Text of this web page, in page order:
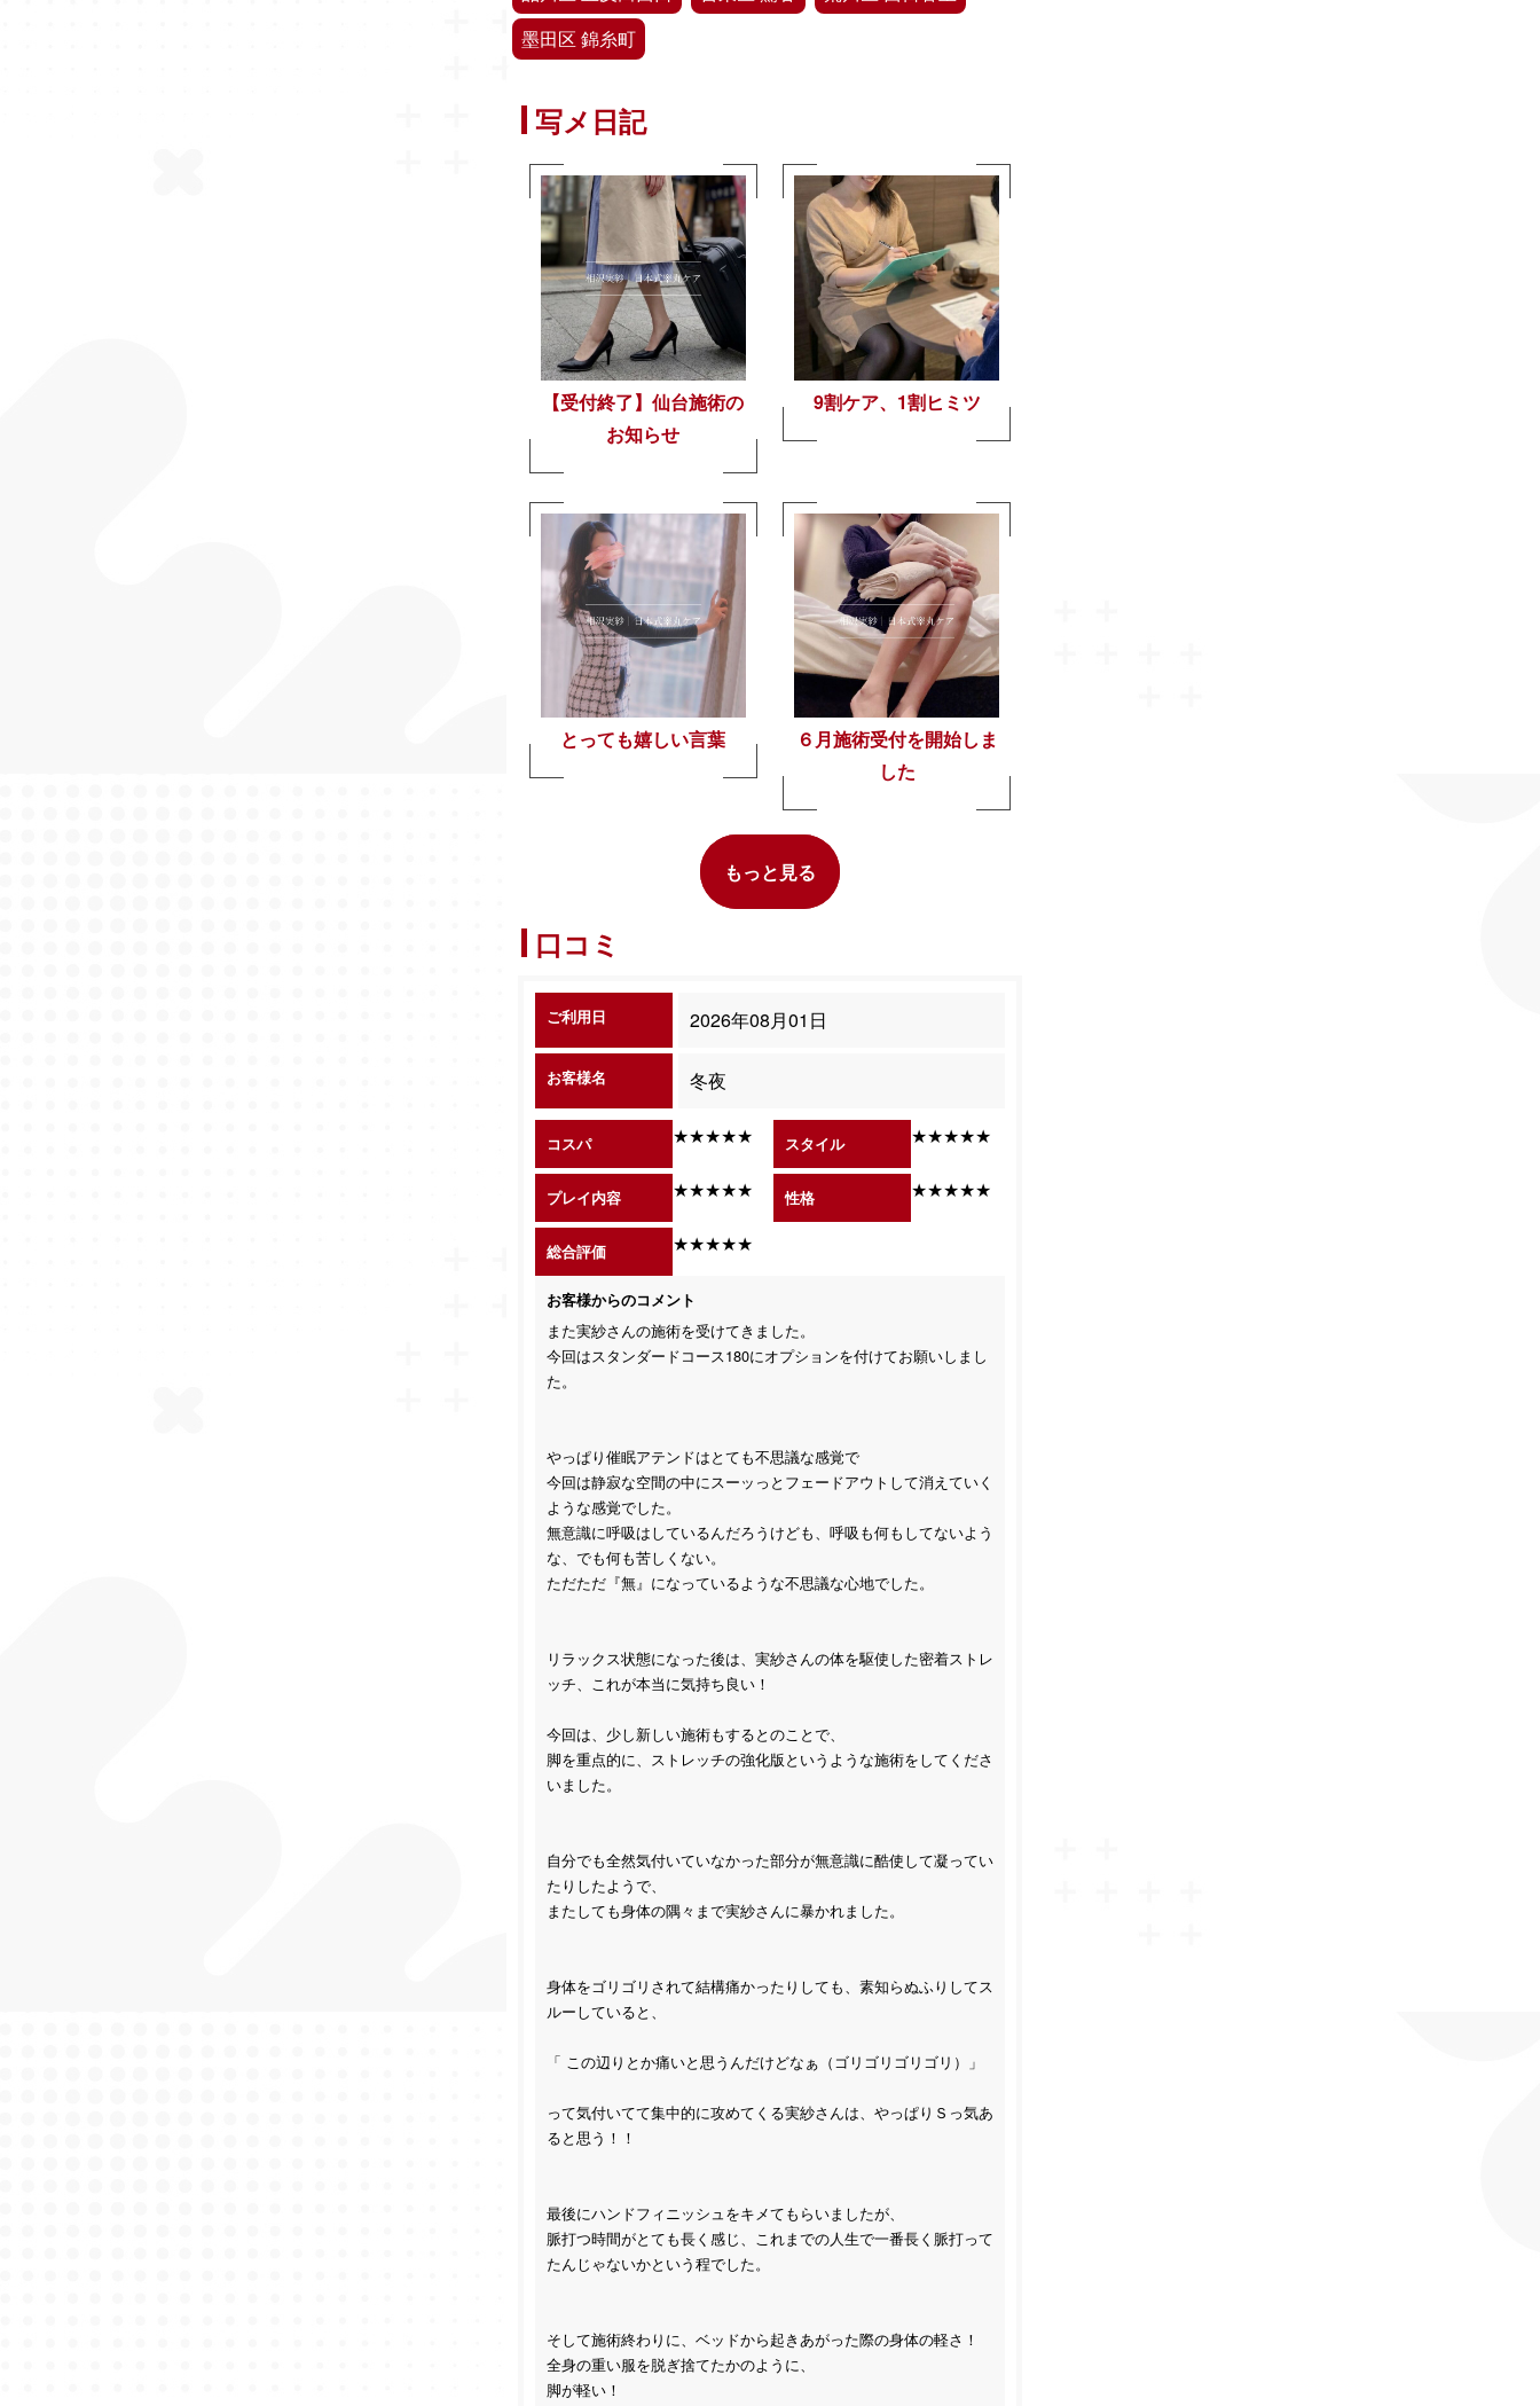
墨田区 錦糸町
写メ日記
写メ日記
【受付終了】仙台施術の
お知らせ
9割ケア、1割ヒミツ
とっても嬉しい言葉
６月施術受付を開始しま
した
もっと見る
口コミ
ご利用日 2026年08月01日
お客様名 冬夜
コスパ ★★★★★ スタイル ★★★★★
プレイ内容 ★★★★★ 性格 ★★★★★
総合評価 ★★★★★
お客様からのコメント
また実紗さんの施術を受けてきました。
今回はスタンダードコース180にオプションを付けてお願いしまし
た。
やっぱり催眠アテンドはとても不思議な感覚で
今回は静寂な空間の中にスーッっとフェードアウトして消えていく
ような感覚でした。
無意識に呼吸はしているんだろうけども、呼吸も何もしてないよう
な、でも何も苦しくない。
ただただ『無』になっているような不思議な心地でした。
リラックス状態になった後は、実紗さんの体を駆使した密着ストレ
ッチ、これが本当に気持ち良い！
今回は、少し新しい施術もするとのことで、
脚を重点的に、ストレッチの強化版というような施術をしてくださ
いました。
自分でも全然気付いていなかった部分が無意識に酷使して凝ってい
たりしたようで、
またしても身体の隅々まで実紗さんに暴かれました。
身体をゴリゴリされて結構痛かったりしても、素知らぬふりしてス
ルーしていると、
「 この辺りとか痛いと思うんだけどなぁ（ゴリゴリゴリゴリ）」
って気付いてて集中的に攻めてくる実紗さんは、やっぱりＳっ気あ
ると思う！！
最後にハンドフィニッシュをキメてもらいましたが、
脈打つ時間がとても長く感じ、これまでの人生で一番長く脈打って
たんじゃないかという程でした。
そして施術終わりに、ベッドから起きあがった際の身体の軽さ！
全身の重い服を脱ぎ捨てたかのように、
脚が軽い！